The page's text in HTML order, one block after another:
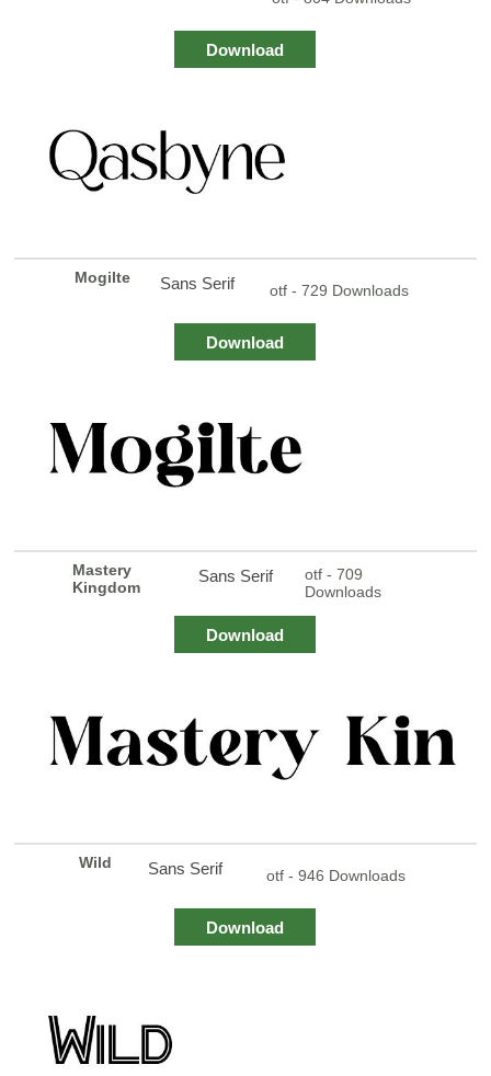
Download
Mogilte Sans Serif otf - 729 Downloads
Download
Mastery
Kingdom
Sans Serif
otf - 709
Downloads
Download
Wild Sans Serif otf - 946 Downloads
Download